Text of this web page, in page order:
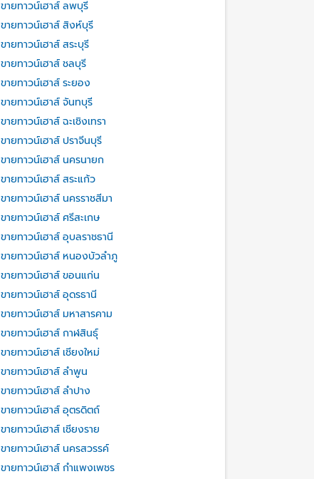
ขายทาวน์เฮาส์ ลพบุรี
ขายทาวน์เฮาส์ สิงห์บุรี
ขายทาวน์เฮาส์ สระบุรี
ขายทาวน์เฮาส์ ชลบุรี
ขายทาวน์เฮาส์ ระยอง
ขายทาวน์เฮาส์ จันทบุรี
ขายทาวน์เฮาส์ ฉะเชิงเทรา
ขายทาวน์เฮาส์ ปราจีนบุรี
ขายทาวน์เฮาส์ นครนายก
ขายทาวน์เฮาส์ สระแก้ว
ขายทาวน์เฮาส์ นครราชสีมา
ขายทาวน์เฮาส์ ศรีสะเกษ
ขายทาวน์เฮาส์ อุบลราชธานี
ขายทาวน์เฮาส์ หนองบัวลำภู
ขายทาวน์เฮาส์ ขอนแก่น
ขายทาวน์เฮาส์ อุดรธานี
ขายทาวน์เฮาส์ มหาสารคาม
ขายทาวน์เฮาส์ กาฬสินธุ์
ขายทาวน์เฮาส์ เชียงใหม่
ขายทาวน์เฮาส์ ลำพูน
ขายทาวน์เฮาส์ ลำปาง
ขายทาวน์เฮาส์ อุตรดิตถ์
ขายทาวน์เฮาส์ เชียงราย
ขายทาวน์เฮาส์ นครสวรรค์
ขายทาวน์เฮาส์ กำแพงเพชร